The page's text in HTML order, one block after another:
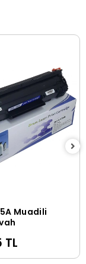
Sepete Ekle
Muadili
TL